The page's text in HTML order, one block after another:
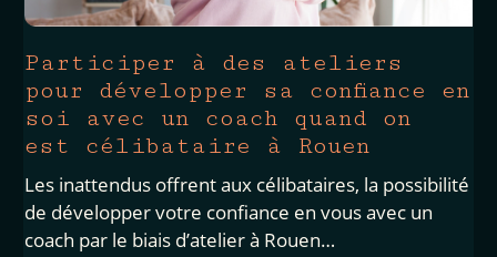
Participer à des ateliers
pour développer sa confiance en
soi avec un coach quand on
est célibataire à Rouen
Les inattendus offrent aux célibataires, la possibilité
de développer votre confiance en vous avec un
coach par le biais d’atelier à Rouen…